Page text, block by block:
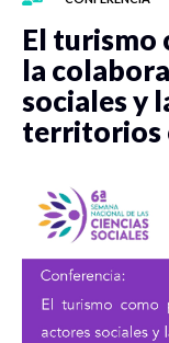
El turismo
la
sociales y
territorios